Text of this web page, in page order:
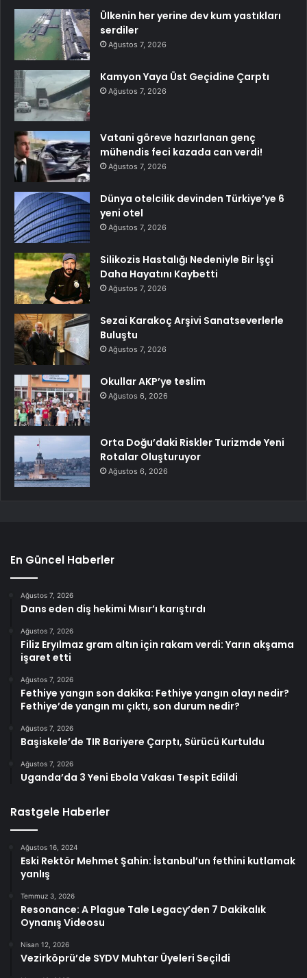
Ülkenin her yerine dev kum yastıkları
serdiler
Ağustos 7, 2026
Kamyon Yaya Üst Geçidine Çarptı
Ağustos 7, 2026
Vatani göreve hazırlanan genç
mühendis feci kazada can verdi!
Ağustos 7, 2026
Dünya otelcilik devinden Türkiye’ye 6
yeni otel
Ağustos 7, 2026
Silikozis Hastalığı Nedeniyle Bir İşçi
Daha Hayatını Kaybetti
Ağustos 7, 2026
Sezai Karakoç Arşivi Sanatseverlerle
Buluştu
Ağustos 7, 2026
Okullar AKP’ye teslim
Ağustos 6, 2026
Orta Doğu’daki Riskler Turizmde Yeni
Rotalar Oluşturuyor
Ağustos 6, 2026
En Güncel Haberler
Ağustos 7, 2026
Dans eden diş hekimi Mısır’ı karıştırdı
Ağustos 7, 2026
Filiz Eryılmaz gram altın için rakam verdi: Yarın akşama
işaret etti
Ağustos 7, 2026
Fethiye yangın son dakika: Fethiye yangın olayı nedir?
Fethiye’de yangın mı çıktı, son durum nedir?
Ağustos 7, 2026
Başiskele’de TIR Bariyere Çarptı, Sürücü Kurtuldu
Ağustos 7, 2026
Uganda’da 3 Yeni Ebola Vakası Tespit Edildi
Rastgele Haberler
Ağustos 16, 2024
Eski Rektör Mehmet Şahin: İstanbul’un fethini kutlamak
yanlış
Temmuz 3, 2026
Resonance: A Plague Tale Legacy’den 7 Dakikalık
Oynanış Videosu
Nisan 12, 2026
Vezirköprü’de SYDV Muhtar Üyeleri Seçildi